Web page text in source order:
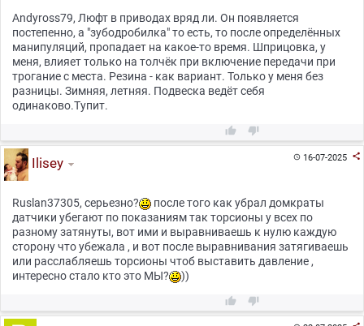
Andyross79, Люфт в приводах вряд ли. Он появляется
постепенно, а "зубодробилка" то есть, то после определённых
манипуляций, пропадает на какое-то время. Шприцовка, у
меня, влияет только на толчёк при включение передачи при
трогание с места. Резина - как вариант. Только у меня без
разницы. Зимняя, летняя. Подвеска ведёт себя
одинаково.Тупит.
 
16-07-2025 
Ilisey
Ruslan37305, серьезно?
после того как убрал домкраты
датчики убегают по показаниям так торсионы у всех по
разному затянуты, вот ими и выравниваешь к нулю каждую
сторону что убежала , и вот после выравнивания затягиваешь
или расслабляешь торсионы чтоб выставить давление ,
интересно стало кто это МЫ?
))
 